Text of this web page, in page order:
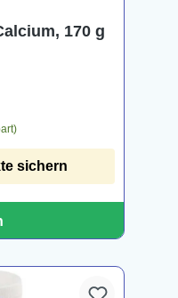
170 g
sichern